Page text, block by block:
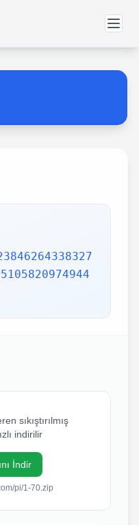
sıkıştırılmış
indirilir
İndir
pi/1-70.zip